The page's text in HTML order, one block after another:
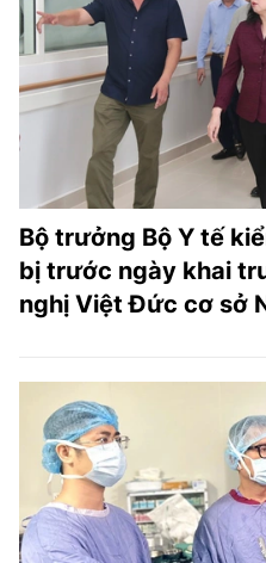
Bộ trưởng Bộ Y tế
bị trước ngày khai
nghị Việt Đức cơ sở